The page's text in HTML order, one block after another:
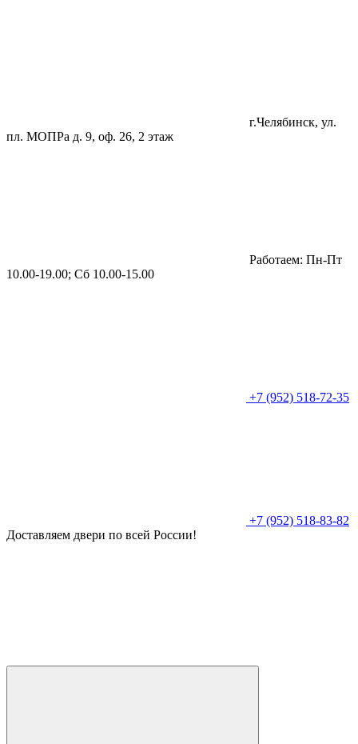
г.Челябинск, ул.
пл. МОПРа д. 9, оф. 26, 2 этаж
Работаем: Пн-Пт
10.00-19.00; Сб 10.00-15.00
+7 (952) 518-72-35
+7 (952) 518-83-82
Доставляем двери по всей России!